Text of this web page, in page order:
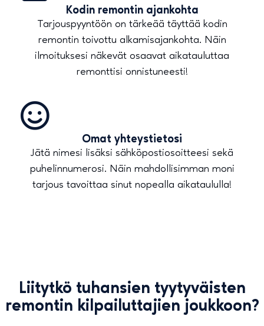
Kodin remontin ajankohta
Tarjouspyyntöön on tärkeää täyttää kodin
remontin toivottu alkamisajankohta. Näin
ilmoituksesi näkevät osaavat aikatauluttaa
remonttisi onnistuneesti!
Omat yhteystietosi
Jätä nimesi lisäksi sähköpostiosoitteesi sekä
puhelinnumerosi. Näin mahdollisimman moni
tarjous tavoittaa sinut nopealla aikataululla!
Liitytkö tuhansien tyytyväisten
remontin kilpailuttajien joukkoon?